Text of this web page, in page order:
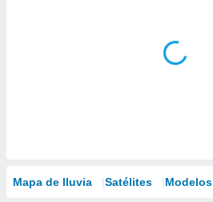
Mapa de lluvia Satélites Modelos